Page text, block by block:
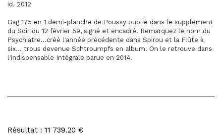
id. 2012
Gag 175 en 1 demi-planche de Poussy publié dans le supplément
du Soir du 12 février 59, signé et encadré. Remarquez le nom du
Psychiatre...créé l'année précédente dans Spirou et la Flûte à
six... trous devenue Schtroumpfs en album. On le retrouve dans
l'indispensable Intégrale parue en 2014.
Résultat : 11 739.20 €